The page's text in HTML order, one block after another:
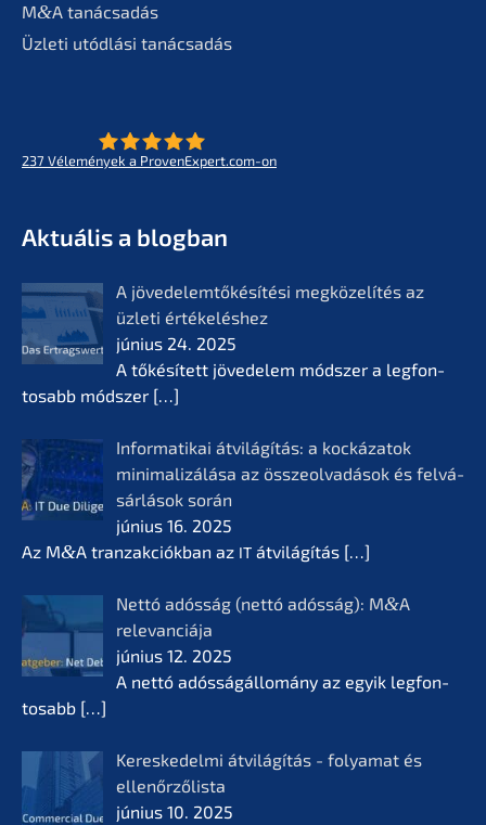
M&A tanác­sa­dás
Üzleti utódlá­si tanácsadás
237 Vélemé­ny­ek a ProvenExpert.com-on
Aktuá­lis a blogban
A jövedelem­tőké­sí­té­si megkö­ze­lí­tés az
üzleti értékelés­hez
június 24. 2025
A tőkésí­tett jövede­lem módszer a legfon­
tosabb módszer […]
Infor­ma­ti­kai átvilá­gí­tás: a kocká­z­a­tok
minima­li­zá­lá­sa az összeol­va­dá­sok és felvá­
sár­lá­sok során
június 16. 2025
Az M&A tranzak­ciók­ban az IT átvilá­gí­tás […]
Nettó adósság (nettó adósság): M&A
relevan­ciá­ja
június 12. 2025
A nettó adóssá­gál­lomá­ny az egyik legfon­
tosabb […]
Keres­ke­del­mi átvilá­gí­tás - folyamat és
ellenőr­ző­lis­ta
június 10. 2025